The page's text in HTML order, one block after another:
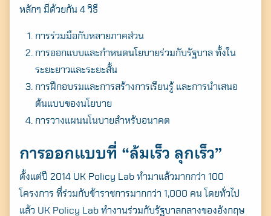
หลักๆ มีด้วยกัน 4 วิธี
การร่วมมือกับหลายภาคส่วน
การออกแบบและกำหนดนโยบายร่วมกับรัฐบาล ทั้งใน
ระยะยาวและระยะสั้น
การฝึกอบรมและการสร้างการเรียนรู้ และการนำเสนอ
ต้นแบบของนโยบาย
การวางแผนนโนบายสำหรับอนาคต
การออกแบบที่ “ล้มเร็ว ลุกเร็ว”
ตั้งแต่ปี 2014 UK Policy Lab ทำมาแล้วมากกว่า 100
โครงการ ที่ร่วมกับข้าราชการมากกว่า 1,000 คน โดยทั่วไป
แล้ว UK Policy Lab ทำงานร่วมกับรัฐบาลกลางของอังกฤษ